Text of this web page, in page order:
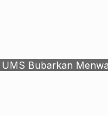
Bubarkan Menwa